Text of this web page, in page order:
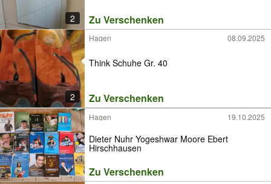
2 Zu Verschenken
2
Hagen 08.09.2025
Think Schuhe Gr. 40
Zu Verschenken
Hagen 19.10.2025
Dieter Nuhr Yogeshwar Moore Ebert
Hirschhausen
Zu Verschenken